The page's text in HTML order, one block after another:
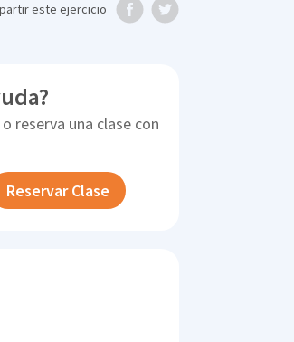
este ejercicio
reserva una clase con
Reservar Clase